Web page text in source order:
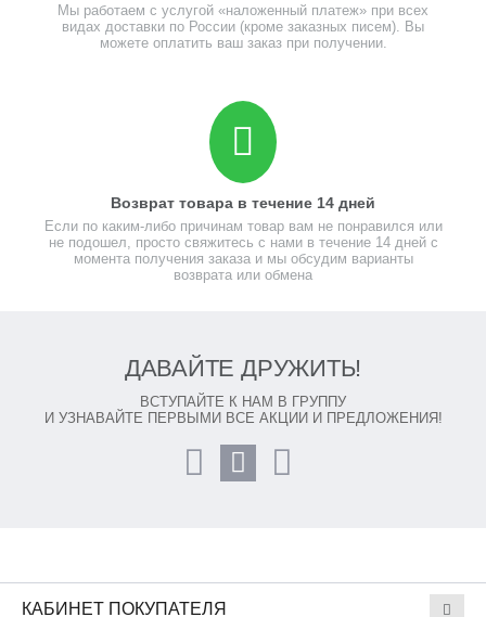
Мы работаем с услугой «наложенный платеж» при всех
видах доставки по России (кроме заказных писем). Вы
можете оплатить ваш заказ при получении.
Возврат товара в течение 14 дней
Если по каким-либо причинам товар вам не понравился или
не подошел, просто свяжитесь с нами в течение 14 дней с
момента получения заказа и мы обсудим варианты
возврата или обмена
ДАВАЙТЕ ДРУЖИТЬ!
ВСТУПАЙТЕ К НАМ В ГРУППУ
И УЗНАВАЙТЕ ПЕРВЫМИ ВСЕ АКЦИИ И ПРЕДЛОЖЕНИЯ!
КАБИНЕТ ПОКУПАТЕЛЯ